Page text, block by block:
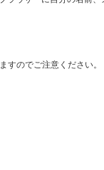
すのでご注意ください。